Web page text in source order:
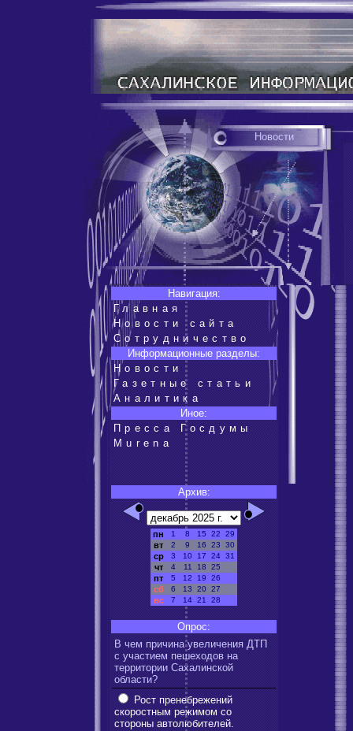
Новости
Навигация:
Главная
Новости сайта
Сотрудничество
Информационные разделы:
Новости
Газетные статьи
Аналитика
Иное:
Пресса Госдумы
Murena
Архив:
пн 1 8 15 22 29
вт 2 9 16 23 30
ср 3 10 17 24 31
чт 4 11 18 25
пт 5 12 19 26
сб 6 13 20 27
вс 7 14 21 28
Опрос:
В чем причина увеличения ДТП
с участием пешеходов на
территории Сахалинской
области?
Рост пренебрежений
скоростным режимом со
стороны автолюбителей.